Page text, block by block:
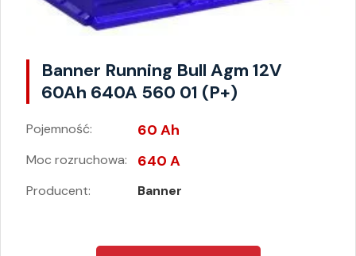
Banner Running Bull Agm 12V
60Ah 640A 560 01 (P+)
Pojemność: 60 Ah
Moc rozruchowa: 640 A
Producent: Banner